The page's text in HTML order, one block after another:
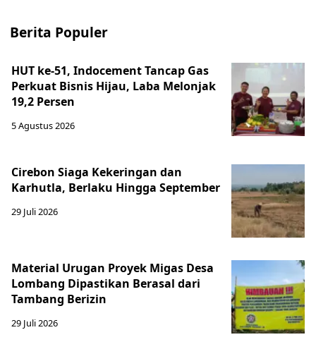
Berita Populer
HUT ke-51, Indocement Tancap Gas
Perkuat Bisnis Hijau, Laba Melonjak
19,2 Persen
5 Agustus 2026
Cirebon Siaga Kekeringan dan
Karhutla, Berlaku Hingga September
29 Juli 2026
Material Urugan Proyek Migas Desa
Lombang Dipastikan Berasal dari
Tambang Berizin
29 Juli 2026